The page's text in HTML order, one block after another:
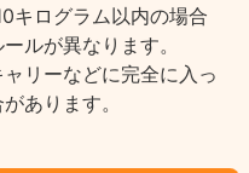
キログラム以内の場合
ルが異なります。
リーなどに完全に入っ
あります。